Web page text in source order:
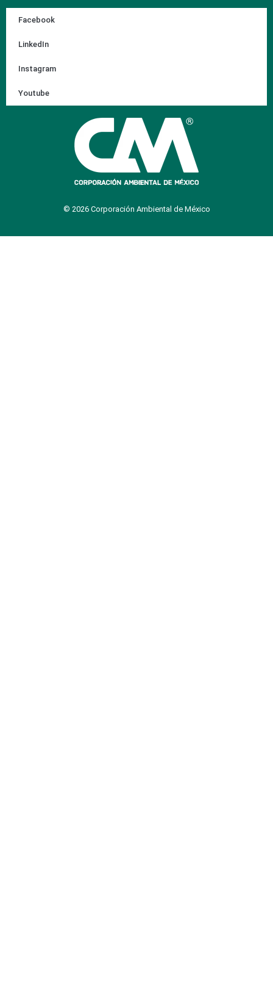
Facebook
LinkedIn
Instagram
Youtube
© 2026 Corporación Ambiental de México